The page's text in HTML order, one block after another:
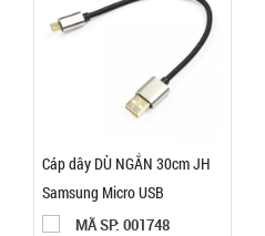
cầu Xanh
MÃ
SP:
002969
6.500 đ
Cáp dây DÙ NGẮN 30cm JH
Samsung Micro USB
MÃ SP: 001748